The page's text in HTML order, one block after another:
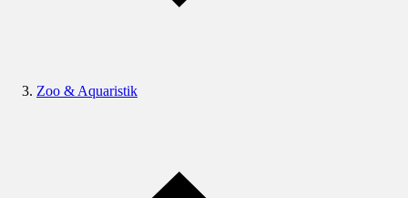
Zoo & Aquaristik